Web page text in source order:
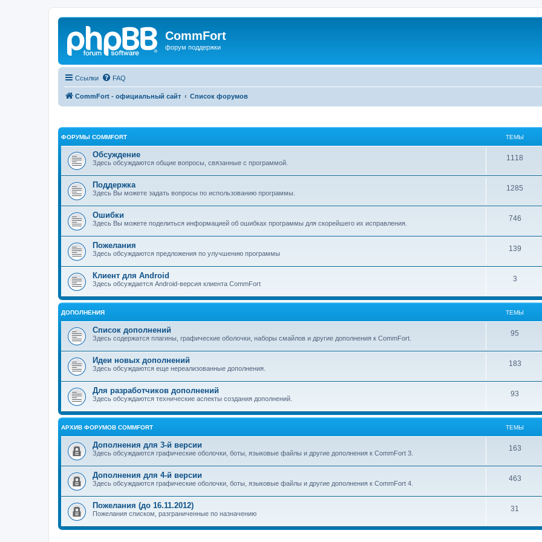
CommFort
форум поддержки
Ссылки FAQ
CommFort - официальный сайт Список форумов
ФОРУМЫ COMMFORT ТЕМЫ
Обсуждение
Здесь обсуждаются общие вопросы, связанные с программой.
1118
Поддержка
Здесь Вы можете задать вопросы по использованию программы.
1285
Ошибки
Здесь Вы можете поделиться информацией об ошибках программы для скорейшего их исправления.
746
Пожелания
Здесь обсуждаются предложения по улучшению программы
139
Клиент для Android
Здесь обсуждается Android-версия клиента CommFort
3
ДОПОЛНЕНИЯ ТЕМЫ
Список дополнений
Здесь содержатся плагины, графические оболочки, наборы смайлов и другие дополнения к CommFort.
95
Идеи новых дополнений
Здесь обсуждаются еще нереализованные дополнения.
183
Для разработчиков дополнений
Здесь обсуждаются технические аспекты создания дополнений.
93
АРХИВ ФОРУМОВ COMMFORT ТЕМЫ
Дополнения для 3-й версии
Здесь обсуждаются графические оболочки, боты, языковые файлы и другие дополнения к CommFort 3.
163
Дополнения для 4-й версии
Здесь обсуждаются графические оболочки, боты, языковые файлы и другие дополнения к CommFort 4.
463
Пожелания (до 16.11.2012)
Пожелания списком, разграниченные по назначению
31